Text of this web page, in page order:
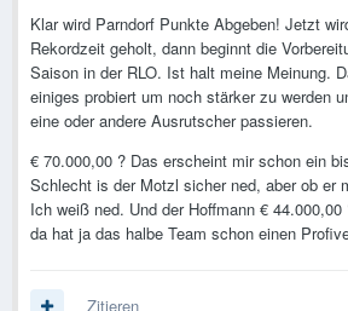
Klar wird Parndorf Punkte Abgeben! Jetzt
Rekordzeit geholt, dann beginnt die
Saison in der RLO. Ist halt meine Meinung.
einiges probiert um noch stärker zu werden
eine oder andere Ausrutscher passieren.
€ 70.000,00 ? Das erscheint mir schon ein
Schlecht is der Motzl sicher ned, aber ob er
Ich weiß ned. Und der Hoffmann €
da hat ja das halbe Team schon einen
Zitieren